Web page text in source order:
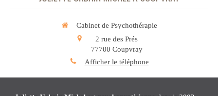
Cabinet de Psychothérapie
2 rue des Prés
77700 Coupvray
Afficher le téléphone